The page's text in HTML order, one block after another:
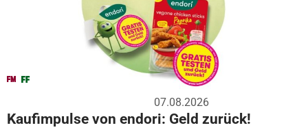
07.08.2026
Kaufimpulse von endori: Geld zurück!